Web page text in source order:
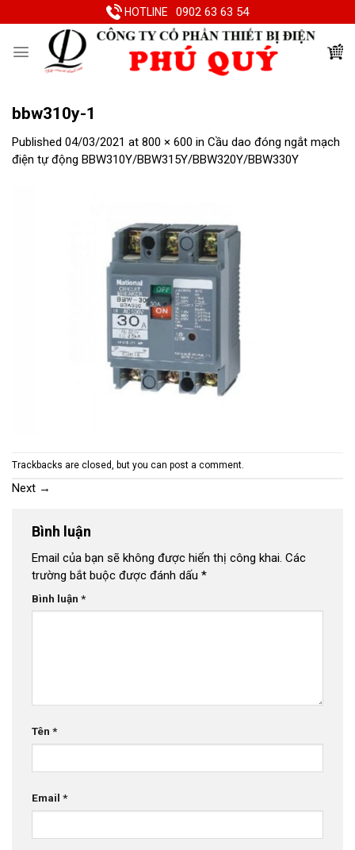
to
HOTLINE 0902 63 63 54
bbw310y-1
Published 04/03/2021 at 800 × 600 in Cầu dao đóng ngắt mạch
điện tự động BBW310Y/BBW315Y/BBW320Y/BBW330Y
Trackbacks are closed, but you can post a comment.
Next →
Bình luận
Email của bạn sẽ không được hiển thị công khai. Các
trường bắt buộc được đánh dấu *
Bình luận *
Tên *
Email *